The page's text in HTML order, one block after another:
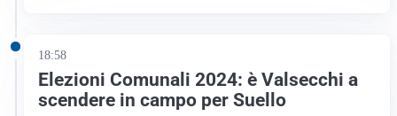
18:58
Elezioni Comunali 2024: è Valsecchi a
scendere in campo per Suello